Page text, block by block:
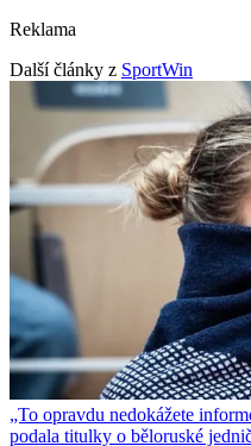
Reklama
Další články z SportWin
„To opravdu nedokážete
podala titulky o běloruské